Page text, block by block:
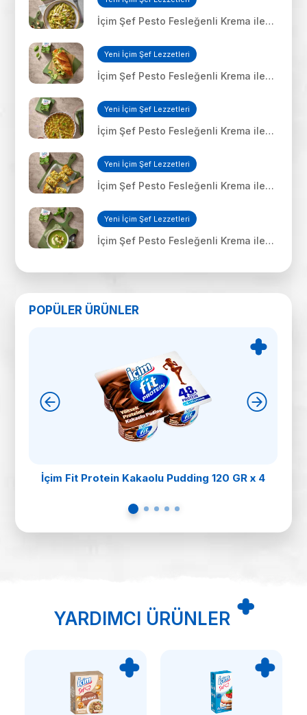
İçim Şef Pesto Fesleğenli Krema ile
Yeni İçim Şef Lezzetleri
İçim Şef Pesto Fesleğenli Krema ile
Yeni İçim Şef Lezzetleri
İçim Şef Pesto Fesleğenli Krema ile
Yeni İçim Şef Lezzetleri
İçim Şef Pesto Fesleğenli Krema ile
Yeni İçim Şef Lezzetleri
İçim Şef Pesto Fesleğenli Krema ile
POPÜLER ÜRÜNLER
İçim Fit Protein Kakaolu Pudding 120 GR x 4
YARDIMCI ÜRÜNLER